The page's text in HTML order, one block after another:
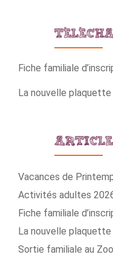
Fiche familiale
La nouvelle
Vacances de
Activités adultes
Fiche familiale
La nouvelle
Sortie familiale au